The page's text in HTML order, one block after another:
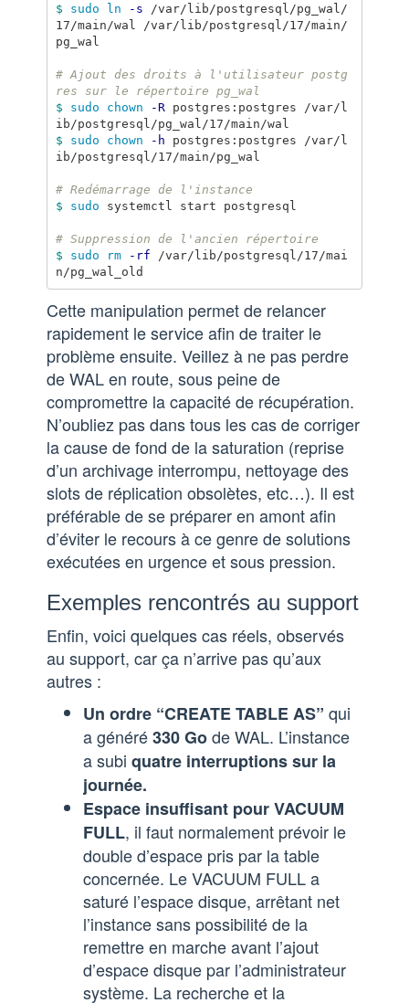
$ sudo ln -s /var/lib/postgresql/pg_wal/
17/main/wal /var/lib/postgresql/17/main/
pg_wal
# Ajout des droits à l'utilisateur postg
res sur le répertoire pg_wal
$ sudo chown -R postgres:postgres /var/l
$ sudo chown -h postgres:postgres /var/l
ib/postgresql/17/main/pg_wal
# Redémarrage de l'instance
$ sudo systemctl start postgresql
# Suppression de l'ancien répertoire
$ sudo rm -rf /var/lib/postgresql/17/mai
Cette manipulation permet de relancer
rapidement le service afin de traiter le
problème ensuite. Veillez à ne pas perdre
de WAL en route, sous peine de
compromettre la capacité de récupération.
N’oubliez pas dans tous les cas de corriger
la cause de fond de la saturation (reprise
d’un archivage interrompu, nettoyage des
slots de réplication obsolètes, etc…). Il est
préférable de se préparer en amont afin
d’éviter le recours à ce genre de solutions
exécutées en urgence et sous pression.
Exemples rencontrés au support
Enfin, voici quelques cas réels, observés
au support, car ça n’arrive pas qu’aux
autres :
Un ordre “CREATE TABLE AS” qui
a généré330 Gode WAL. L’instance
a subi quatre interruptions sur la
journée.
Espace insuffisant pour VACUUM
FULL, il faut normalement prévoir le
double d’espace pris par la table
concernée. Le VACUUM FULL a
saturé l’espace disque, arrêtant net
l’instance sans possibilité de la
remettre en marche avant l’ajout
d’espace disque par l’administrateur
système. La recherche et la